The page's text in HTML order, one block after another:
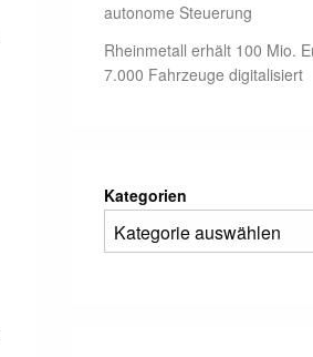
autonome Steuerung
Rheinmetall erhält 100 Mio.
7.000 Fahrzeuge digitalisiert
Kategorien